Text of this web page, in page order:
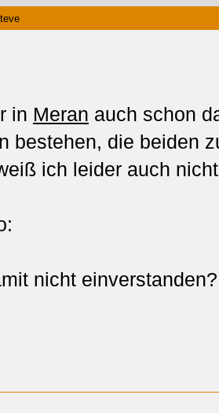
in Meran auch schon
bestehen, die beiden
ich leider auch
nicht einverstanden?